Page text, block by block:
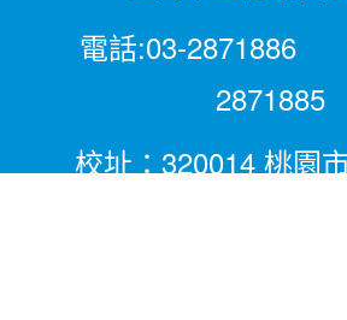
電話:03-2871886
2871885
校址：320014 桃園